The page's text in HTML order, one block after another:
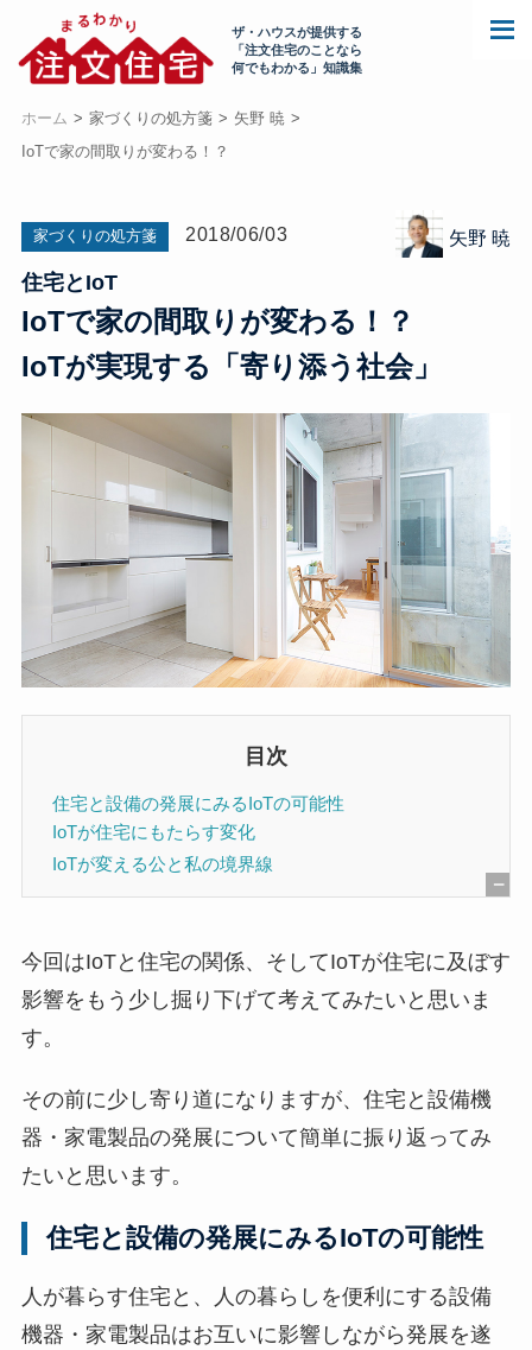
ザ・ハウスが提供する
「注文住宅のことなら
何でもわかる」知識集
ホーム 家づくりの処方箋
矢野 暁
IoTで家の間取りが変わる！？
家づくりの処方箋 2018/06/03 矢野 暁
住宅とIoT
IoTで家の間取りが変わる！？
IoTが実現する「寄り添う社会」
目次
[
表
示
住宅と設備の発展にみるIoTの可能性
IoTが住宅にもたらす変化
IoTが変える公と私の境界線
今回はIoTと住宅の関係、そしてIoTが住宅に及ぼす
影響をもう少し掘り下げて考えてみたいと思いま
す。
その前に少し寄り道になりますが、住宅と設備機
器・家電製品の発展について簡単に振り返ってみ
たいと思います。
住宅と設備の発展にみるIoTの可能性
人が暮らす住宅と、人の暮らしを便利にする設備
機器・家電製品はお互いに影響しながら発展を遂